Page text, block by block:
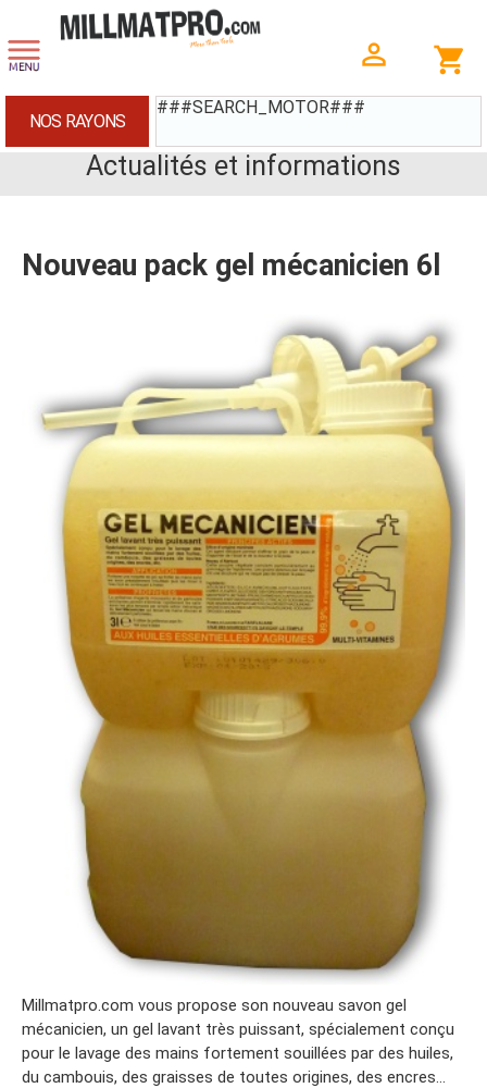
###SEARCH_MOTOR###
NOS RAYONS
Actualités et informations
Nouveau pack gel mécanicien 6l
Millmatpro.com vous propose son nouveau savon gel
mécanicien, un gel lavant très puissant, spécialement conçu
pour le lavage des mains fortement souillées par des huiles,
du cambouis, des graisses de toutes origines, des encres…